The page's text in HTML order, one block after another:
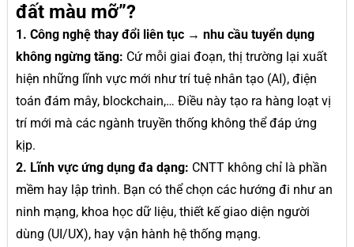
đất màu mỡ”?
1. Công nghệ thay đổi liên tục → nhu cầu tuyển dụng
không ngừng tăng: Cứ mỗi giai đoạn, thị trường lại xuất
hiện những lĩnh vực mới như trí tuệ nhân tạo (AI), điện
toán đám mây, blockchain,… Điều này tạo ra hàng loạt vị
trí mới mà các ngành truyền thống không thể đáp ứng
kịp.
2. Lĩnh vực ứng dụng đa dạng: CNTT không chỉ là phần
mềm hay lập trình. Bạn có thể chọn các hướng đi như an
ninh mạng, khoa học dữ liệu, thiết kế giao diện người
dùng (UI/UX), hay vận hành hệ thống mạng.